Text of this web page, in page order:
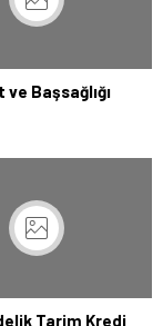
Başsağlığı
Tarim Kredi